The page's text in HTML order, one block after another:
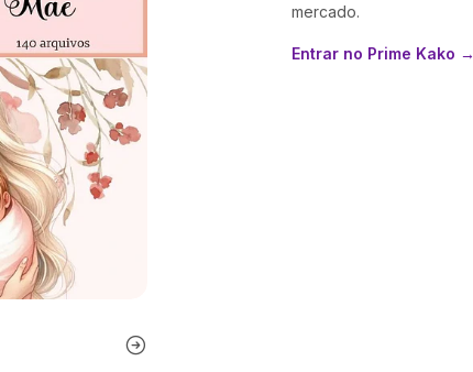
mercado.
Entrar no Prime Kako →